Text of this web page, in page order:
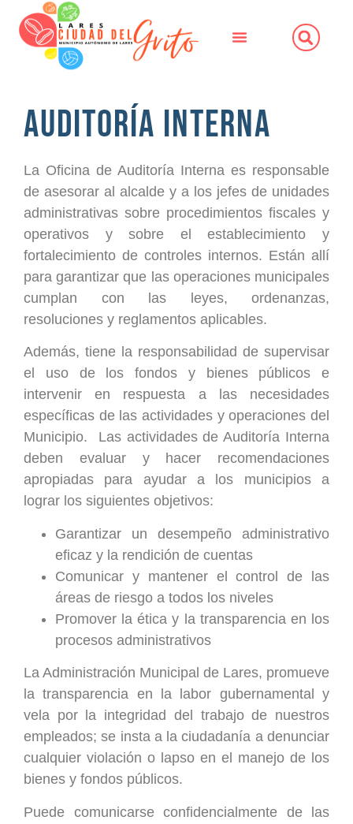
Auditoría Interna
La Oficina de Auditoría Interna es responsable
de asesorar al alcalde y a los jefes de unidades
administrativas sobre procedimientos fiscales y
operativos y sobre el establecimiento y
fortalecimiento de controles internos. Están allí
para garantizar que las operaciones municipales
cumplan con las leyes, ordenanzas,
resoluciones y reglamentos aplicables.
Además, tiene la responsabilidad de supervisar
el uso de los fondos y bienes públicos e
intervenir en respuesta a las necesidades
específicas de las actividades y operaciones del
Municipio. Las actividades de Auditoría Interna
deben evaluar y hacer recomendaciones
apropiadas para ayudar a los municipios a
lograr los siguientes objetivos:
Garantizar un desempeño administrativo
eficaz y la rendición de cuentas
Comunicar y mantener el control de las
áreas de riesgo a todos los niveles
Promover la ética y la transparencia en los
procesos administrativos
La Administración Municipal de Lares, promueve
la transparencia en la labor gubernamental y
vela por la integridad del trabajo de nuestros
empleados; se insta a la ciudadanía a denunciar
cualquier violación o lapso en el manejo de los
bienes y fondos públicos.
Puede comunicarse confidencialmente de las